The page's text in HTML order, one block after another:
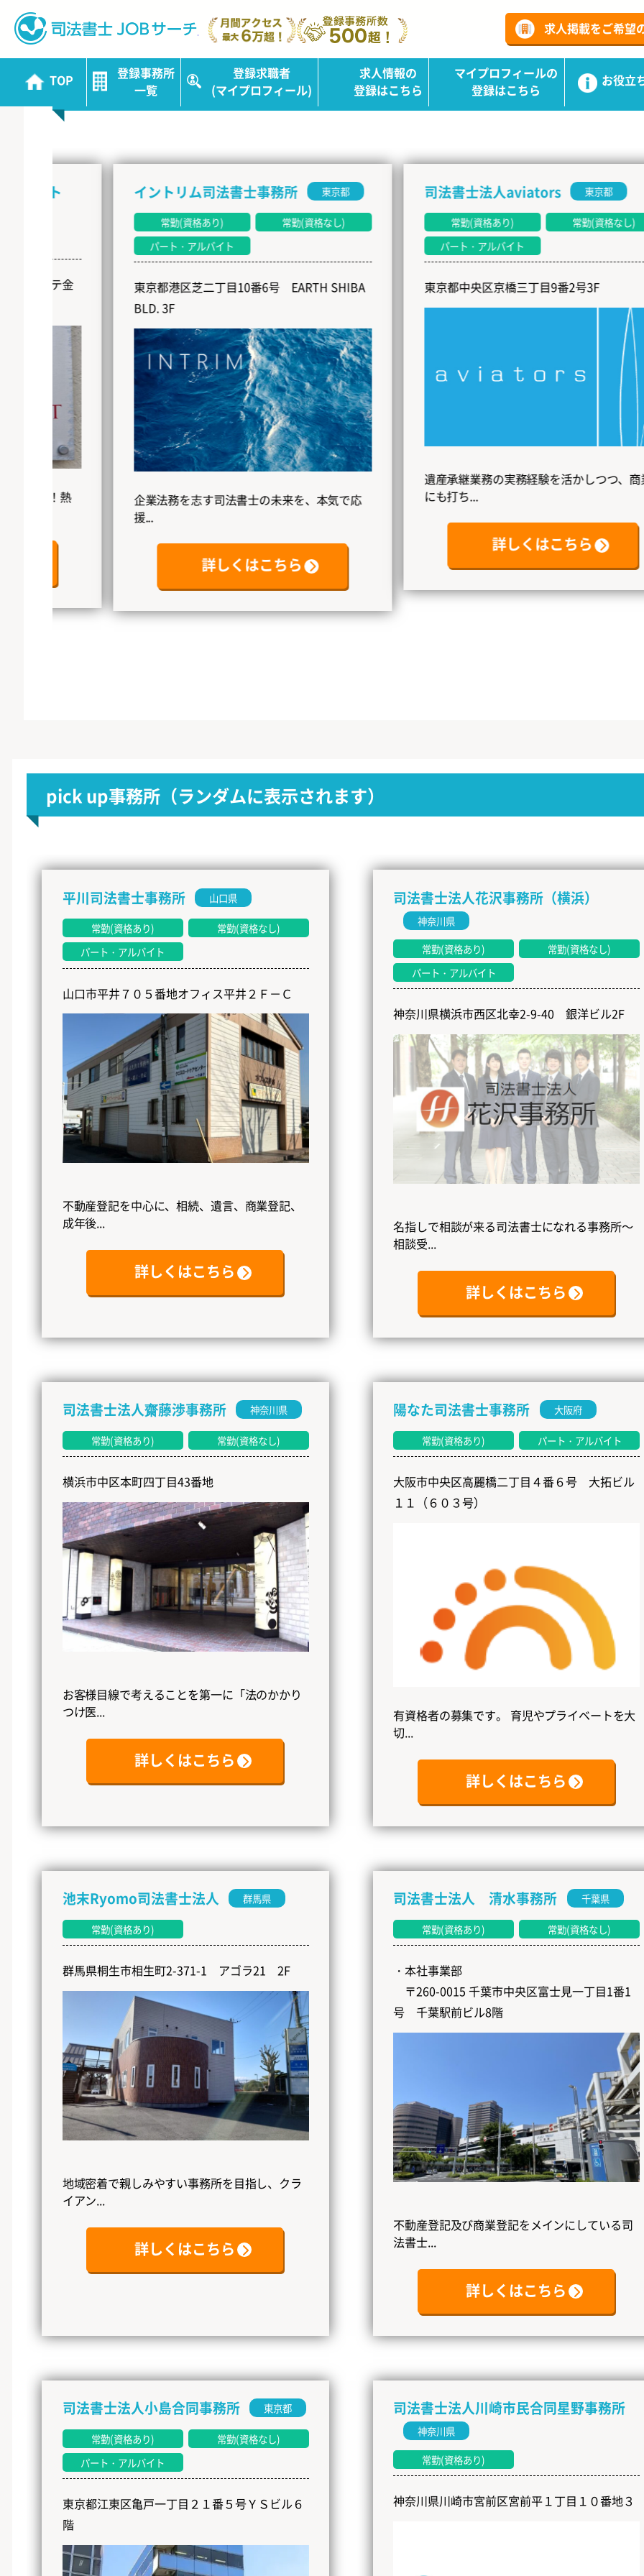
司法書士JOBサーチ 求人掲載をご希望
TOP
登録事務所
一覧
登録求職者
(マイプロフィール)
求人情報の
登録はこちら
マイプロフィールの
登録はこちら
お役立
新着事務所
イントリム司法書士事務所 東京都
常勤(資格あり)
常勤(資格なし)
パート・アルバイト
東京都港区芝二丁目10番6号 EARTH SHIBA
企業法務を志す司法書士の未来を、本気で応
詳しくはこちら
司法書士法人aviators 東京都
常勤(資格あり)
常勤(資格なし)
パート・アルバイト
東京都中央区京橋三丁目9番2号3F
遺産承継業務の実務経験を活かしつつ、商業
にも打ち...
詳しくはこちら
pick up事務所（ランダムに表示されます）
平川司法書士事務所 山口県
常勤(資格あり)
常勤(資格なし)
パート・アルバイト
山口市平井７０５番地オフィス平井２Ｆ－Ｃ
不動産登記を中心に、相続、遺言、商業登記、
成年後...
詳しくはこちら
司法書士法人花沢事務所（横浜）
神奈川県
常勤(資格あり)
常勤(資格なし)
パート・アルバイト
神奈川県横浜市西区北幸2-9-40 銀洋ビル2F
名指しで相談が来る司法書士になれる事務所～
相談受...
詳しくはこちら
司法書士法人齋藤渉事務所 神奈川県
常勤(資格あり) 常勤(資格なし)
横浜市中区本町四丁目43番地
お客様目線で考えることを第一に「法のかかり
つけ医...
詳しくはこちら
陽なた司法書士事務所 大阪府
常勤(資格あり) パート・アルバイト
大阪市中央区高麗橋二丁目４番６号 大拓ビル
１１（６０３号）
有資格者の募集です。 育児やプライベートを大
切...
詳しくはこちら
池末Ryomo司法書士法人 群馬県
常勤(資格あり)
群馬県桐生市相生町2-371-1 アゴラ21 2F
地域密着で親しみやすい事務所を目指し、クラ
イアン...
詳しくはこちら
司法書士法人 清水事務所 千葉県
常勤(資格あり) 常勤(資格なし)
・本社事業部
〒260-0015 千葉市中央区富士見一丁目1番1
号 千葉駅前ビル8階
不動産登記及び商業登記をメインにしている司
法書士...
詳しくはこちら
司法書士法人小島合同事務所 東京都
常勤(資格あり)
常勤(資格なし)
パート・アルバイト
東京都江東区亀戸一丁目２１番５号ＹＳビル６
階
司法書士法人川崎市民合同星野事務所
神奈川県
常勤(資格あり)
神奈川県川崎市宮前区宮前平１丁目１０番地３